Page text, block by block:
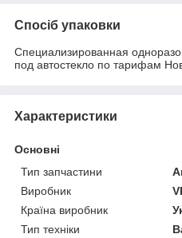
Спосіб упаковки
Специализированная
под автостекло по тарифам
Характеристики
Основні
Тип запчастини
Виробник
Країна виробник
Тип техніки